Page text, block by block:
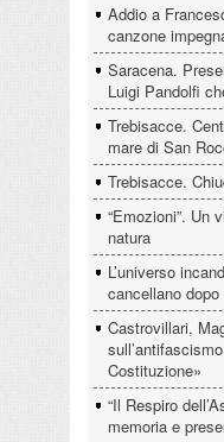
Addio a
canzone
Saracena.
Luigi Pandolfi
Trebisacce.
mare di San
Trebisacce.
“Emozioni”. Un
natura
L’universo
cancellano dopo
Castrovillari,
Costituzione»
“Il Respiro
memoria e